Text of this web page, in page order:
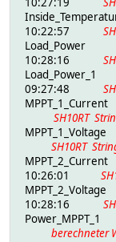
10:22:57
10:28:16
09:27:48
SH10RT
SH10RT
10:26:01
10:28:16
berechneter